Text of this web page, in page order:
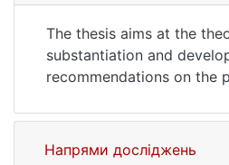
The thesis aims at the
substantiation and
recommendations on the
systems manufacturer)
AgriTech market under
Напрями досліджень